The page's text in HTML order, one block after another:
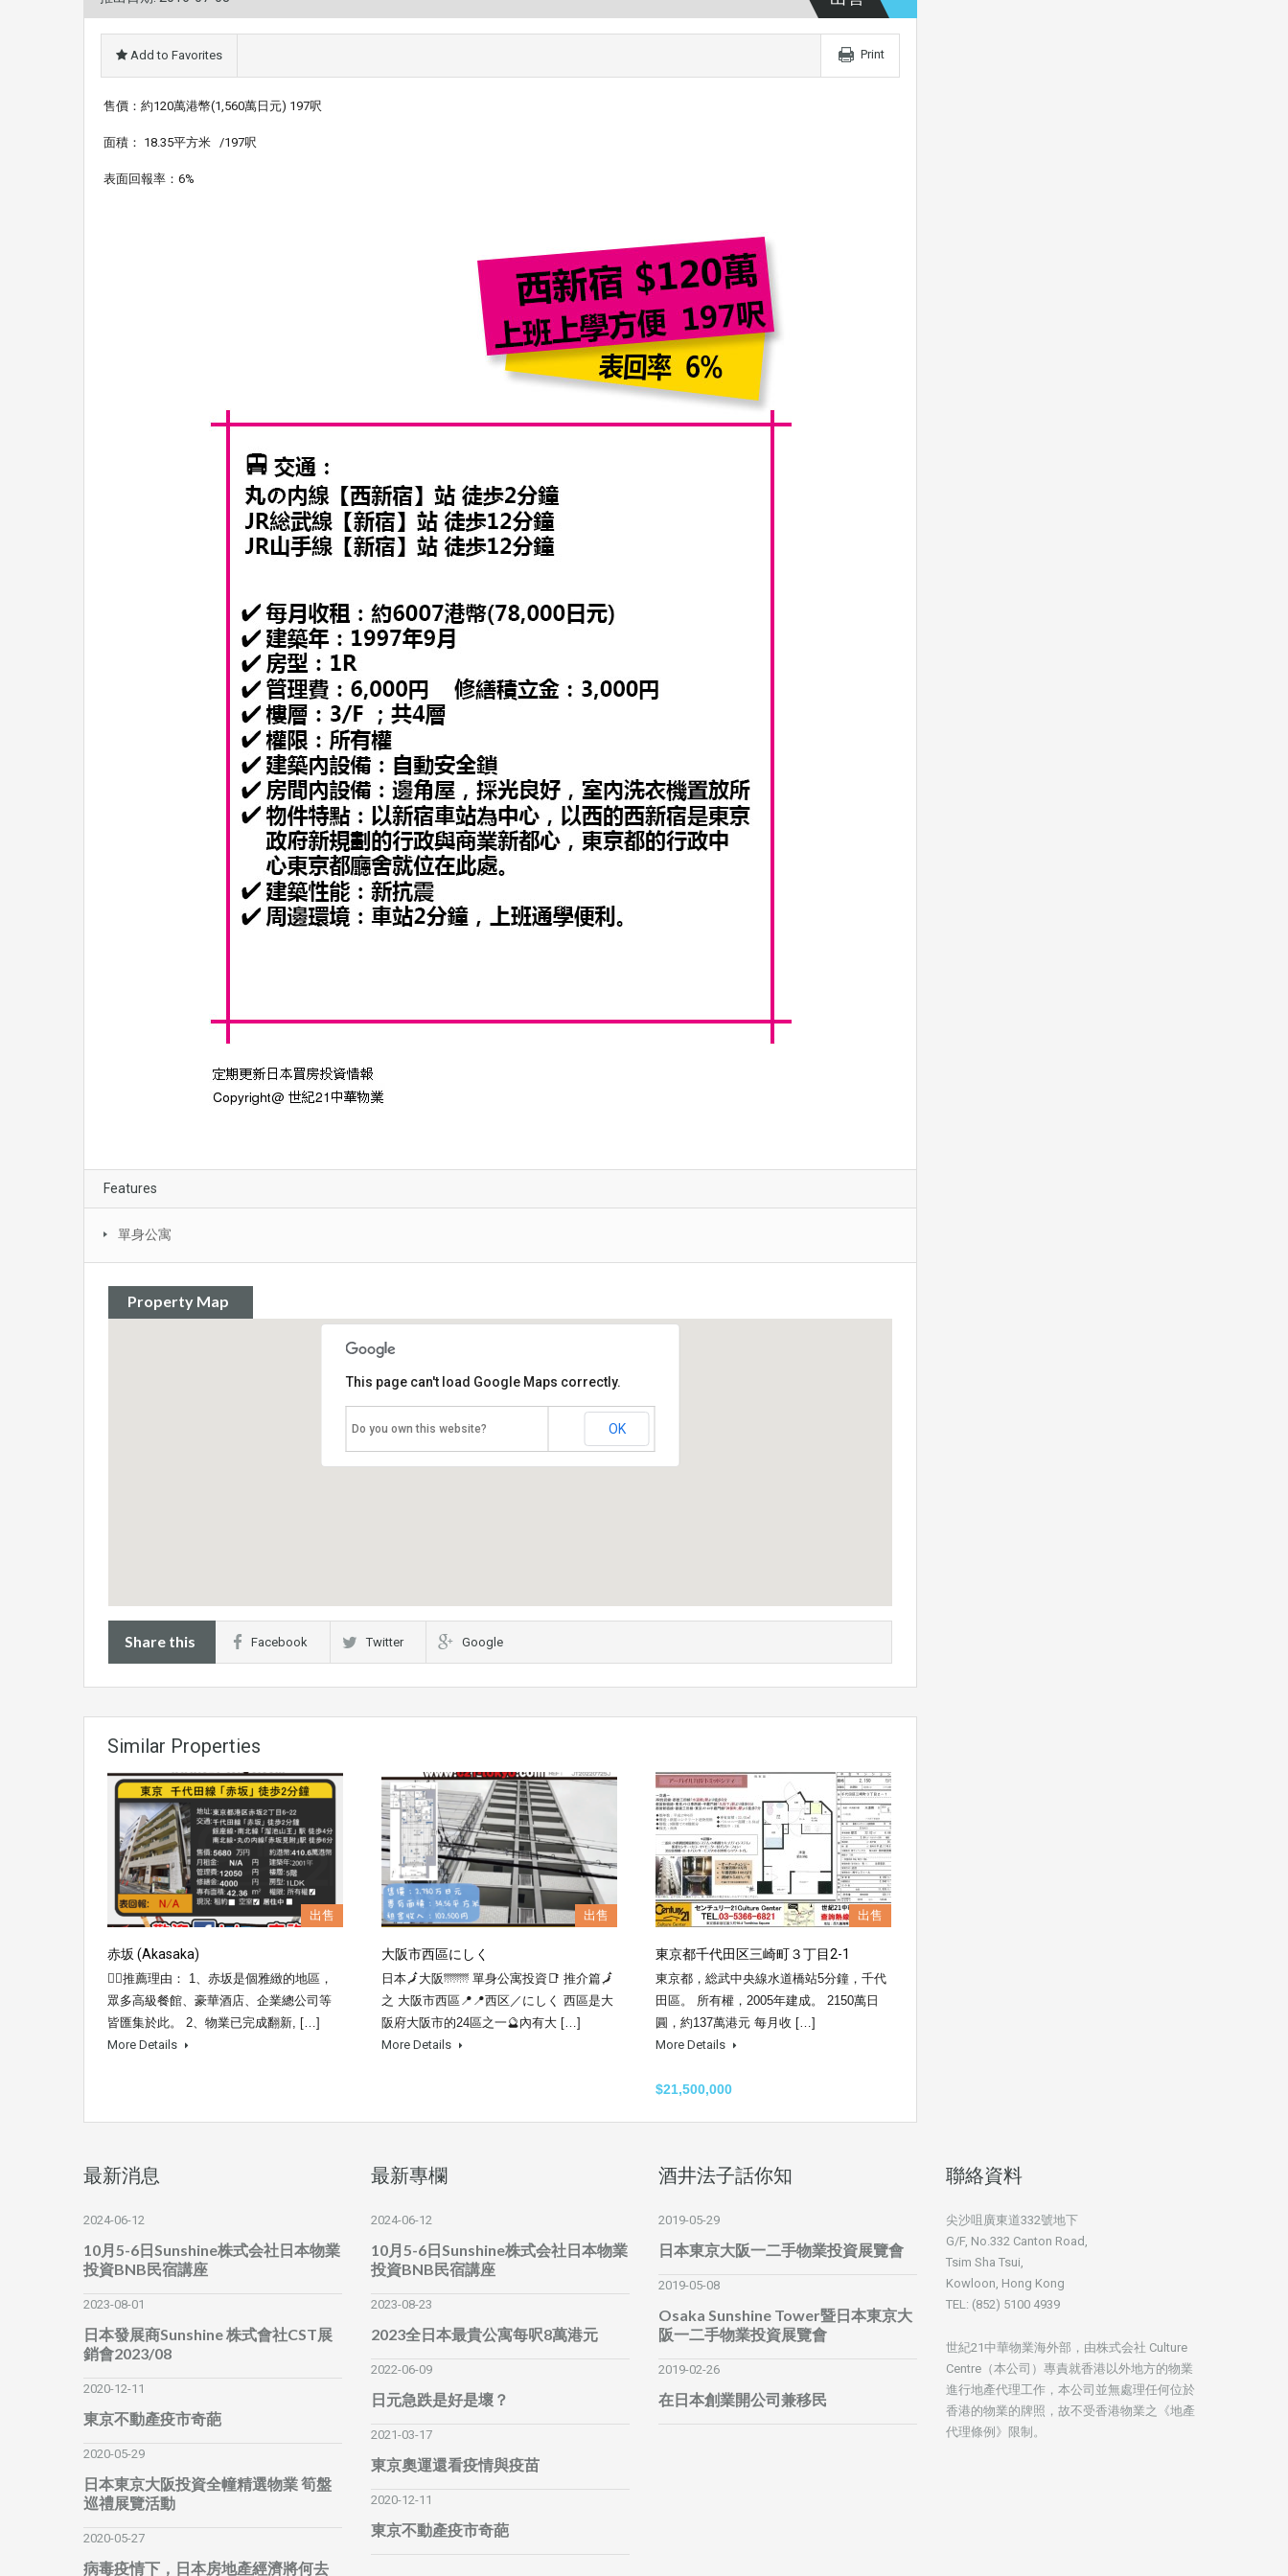
Add to Favorites Print
售價 ：約120萬港幣(1,560萬日元) 197呎
面積： 18.35平方米 /197呎
表面回報率：6%
Features
單身公寓
Property Map
This page can't load Google Maps correctly.
Do you own this website? OK
Share this Facebook Twitter Google
Similar Properties
出售
赤坂 (Akasaka)
👍🏼推薦理由： 1、赤坂是個雅緻的地區，
眾多高級餐館、豪華酒店、企業總公司等
皆匯集於此。 2、物業已完成翻新, […]
More Details
出售
大阪市西區にしく
日本🗾大阪🌁🌁 單身公寓投資📑 推介篇🗾
之 大阪市西區📍📍西区／にしく 西區是大
阪府大阪市的24區之一🔮內有大 […]
More Details
出售
東京都千代田区三崎町３丁目2-1
東京都，総武中央線水道橋站5分鐘，千代
田區。 所有權，2005年建成。 2150萬日
圓，約137萬港元 每月收 […]
More Details
$21,500,000
最新消息
2024-06-12
10月5-6日Sunshine株式会社日本物業
投資BNB民宿講座
2023-08-01
日本發展商Sunshine 株式會社CST展
銷會2023/08
2020-12-11
東京不動產疫市奇葩
2020-05-29
日本東京大阪投資全幢精選物業 筍盤
巡禮展覽活動
2020-05-27
病毒疫情下，日本房地產經濟將何去
最新專欄
2024-06-12
10月5-6日Sunshine株式会社日本物業
投資BNB民宿講座
2023-08-23
2023全日本最貴公寓每呎8萬港元
2022-06-09
日元急跌是好是壞？
2021-03-17
東京奧運還看疫情與疫苗
2020-12-11
東京不動產疫市奇葩
酒井法子話你知
2019-05-29
日本東京大阪一二手物業投資展覽會
2019-05-08
Osaka Sunshine Tower暨日本東京大
阪一二手物業投資展覽會
2019-02-26
在日本創業開公司兼移民
聯絡資料
尖沙咀廣東道332號地下
G/F, No.332 Canton Road,
Tsim Sha Tsui,
Kowloon, Hong Kong
TEL: (852) 5100 4939
世紀21中華物業海外部，由株式会社 Culture
Centre（本公司）專責就香港以外地方的物業
進行地產代理工作，本公司並無處理任何位於
香港的物業的牌照，故不受香港物業之《地產
代理條例》限制。